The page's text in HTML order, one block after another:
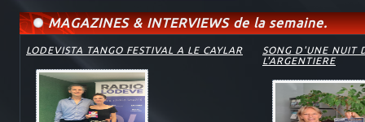
MAGAZINES & INTERVIEWS de la semaine.
LODEVISTA TANGO FESTIVAL A LE CAYLAR
SONG D'UNE NUIT
L'ARGENTIERE